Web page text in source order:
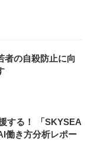
者の自殺防止に向
する！ 「SKYSEA
働き方分析レポー